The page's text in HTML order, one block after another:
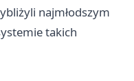
najmłodszym
takich